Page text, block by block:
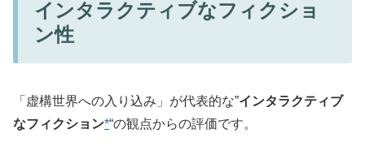
インタラクティブなフィクショ
ン性
「虚構世界への入り込み」が代表的な”インタラクティブ
なフィクション*“の観点からの評価です。